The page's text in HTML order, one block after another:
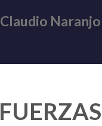
Claudio Naranjo
FUERZAS